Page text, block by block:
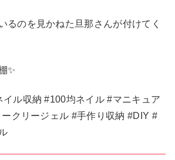
るのを見かねた旦那さんが付けてく
✨
ル収納 #100均ネイル #マニキュア
クリージェル #手作り収納 #DIY #